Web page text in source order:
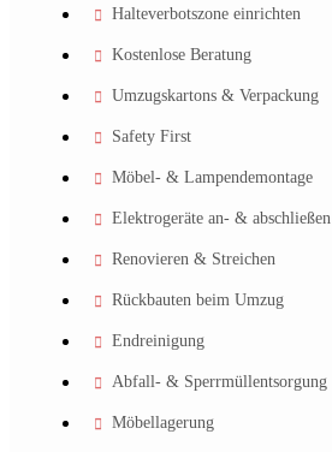
Halteverbotszone einrichten
Kostenlose Beratung
Umzugskartons & Verpackung
Safety First
Möbel- & Lampendemontage
Elektrogeräte an- & abschließen
Renovieren & Streichen
Rückbauten beim Umzug
Endreinigung
Abfall- & Sperrmüllentsorgung
Möbellagerung